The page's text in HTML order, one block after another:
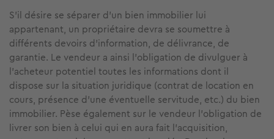
S’il désire se séparer d’un bien immobilier lui
appartenant, un propriétaire devra se soumettre à
différents devoirs d’information, de délivrance, de
garantie. Le vendeur a ainsi l’obligation de divulguer à
l’acheteur potentiel toutes les informations dont il
dispose sur la situation juridique (contrat de location en
cours, présence d’une éventuelle servitude, etc.) du bien
immobilier. Pèse également sur le vendeur l’obligation de
livrer son bien à celui qui en aura fait l’acquisition,